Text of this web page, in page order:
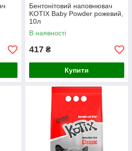
Бентонітовий наповнювач
KOTIX Baby Powder рожевий,
10л
В наявності
417 ₴
Купити